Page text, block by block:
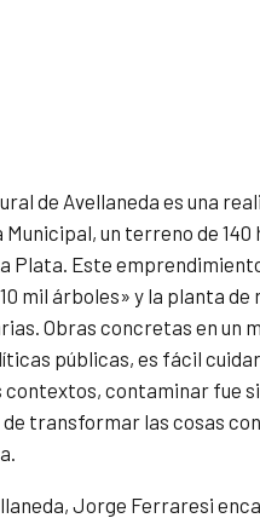
de Avellaneda es una
un terreno de 140
Plata. Este
mil árboles» y la planta de
Obras concretas en un
públicas, es fácil
contaminar fue
transformar las cosas
Jorge Ferraresi